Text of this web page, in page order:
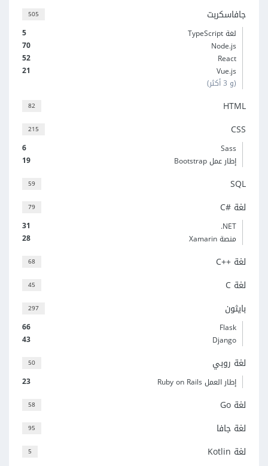
505 جافاسكربت
5
لغة TypeScript
70
Node.js
52
React
21
Vue.js
(و 3 أكثر)
82 HTML
215 CSS
6
Sass
19
إطار عمل Bootstrap
59 SQL
79 لغة C#‎
31
‎.NET
28
منصة Xamarin
68 لغة C++‎
45 لغة C
297 بايثون
66
Flask
43
Django
50 لغة روبي
23 إطار العمل Ruby on Rails
58 لغة Go
95 لغة جافا
5 لغة Kotlin